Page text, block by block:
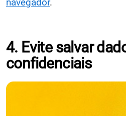
4. Evite salvar
confidenciais